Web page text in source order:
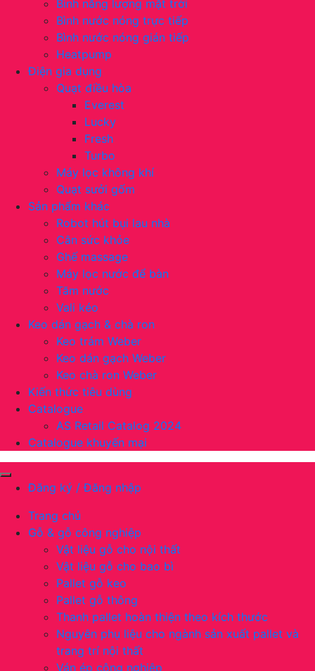
Bình năng lượng mặt trời
Bình nước nóng trực tiếp
Bình nước nóng gián tiếp
Heatpump
Điện gia dụng
Quạt điều hòa
Everest
Lucky
Fresh
Turbo
Máy lọc không khí
Quạt sưởi gốm
Sản phẩm khác
Robot hút bụi lau nhà
Cân sức khỏe
Ghế massage
Máy lọc nước để bàn
Tăm nước
Vali kéo
Keo dán gạch & chà ron
Keo trám Weber
Keo dán gạch Weber
Keo chà ron Weber
Kiến thức tiêu dùng
Catalogue
AS Retail Catalog 2024
Catalogue khuyến mại
Đăng ký / Đăng nhập
Trang chủ
Gỗ & gỗ công nghiệp
Vật liệu gỗ cho nội thất
Vật liệu gỗ cho bao bì
Pallet gỗ keo
Pallet gỗ thông
Thanh pallet hoàn thiện theo kích thước
Nguyên phụ liệu cho ngành sản xuất pallet và
trang trí nội thất
Ván ép công nghiệp